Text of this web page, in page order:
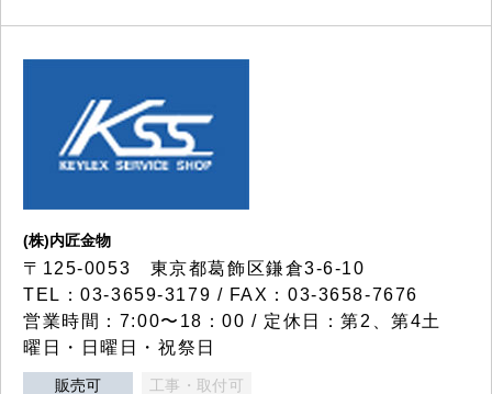
(株)内匠金物
〒125-0053 東京都葛飾区鎌倉3-6-10
TEL：03-3659-3179 / FAX：03-3658-7676
営業時間：7:00〜18：00 / 定休日：第2、第4土
曜日・日曜日・祝祭日
販売可 工事・取付可